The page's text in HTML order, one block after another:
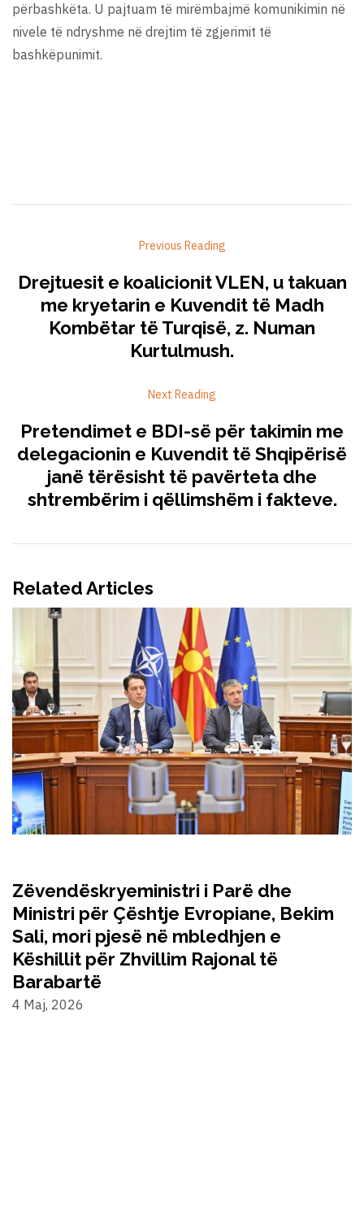
përbashkëta. U pajtuam të mirëmbajmë komunikimin në
nivele të ndryshme në drejtim të zgjerimit të
bashkëpunimit.
Previous Reading
Drejtuesit e koalicionit VLEN, u takuan
me kryetarin e Kuvendit të Madh
Kombëtar të Turqisë, z. Numan
Kurtulmush.
Next Reading
Pretendimet e BDI-së për takimin me
delegacionin e Kuvendit të Shqipërisë
janë tërësisht të pavërteta dhe
shtrembërim i qëllimshëm i fakteve.
Related Articles
Zëvendëskryeministri i Parë dhe
Ministri për Çështje Evropiane, Bekim
Sali, mori pjesë në mbledhjen e
Këshillit për Zhvillim Rajonal të
Barabartë
4 Maj, 2026